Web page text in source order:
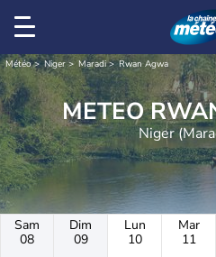
Météo Niger Maradi Rwan Agwa
METEO
Niger
Sam
08
Dim
09
Lun
10
Mar
11